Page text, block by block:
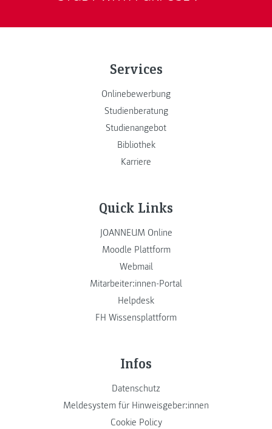
Services
Onlinebewerbung
Studienberatung
Studienangebot
Bibliothek
Karriere
Quick Links
JOANNEUM Online
Moodle Plattform
Webmail
Mitarbeiter:innen-Portal
Helpdesk
FH Wissensplattform
Infos
Datenschutz
Meldesystem für Hinweisgeber:innen
Cookie Policy